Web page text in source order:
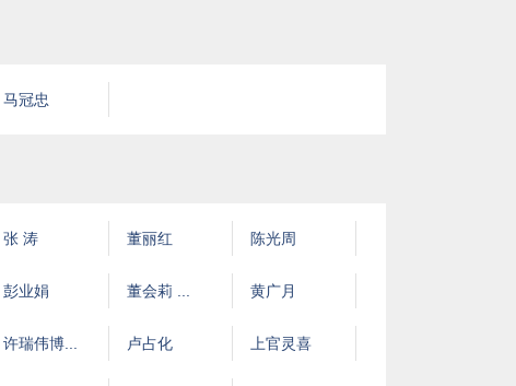
马冠忠
张 涛 董丽红 陈光周
彭业娟 董会莉 ... 黄广月
许瑞伟博... 卢占化 上官灵喜